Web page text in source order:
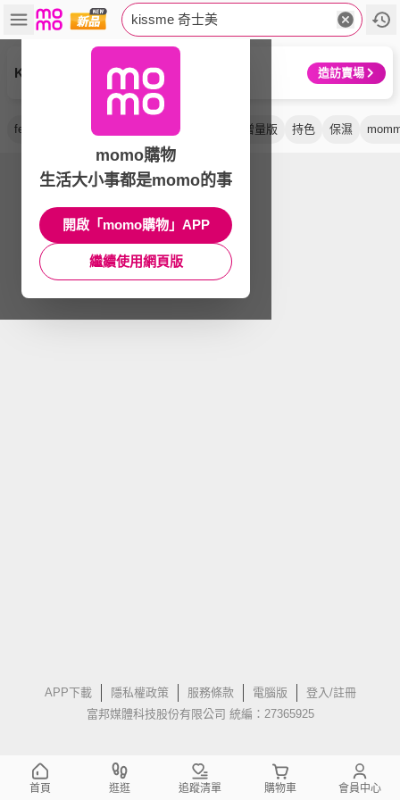
kissme 奇士美
KISSME 奇士美 造訪賣場
ferme 睫毛膏 超持久 增量版 持色 保濕
APP下載 隱私權政策 服務條款 電腦版
登入/註冊
富邦媒體科技股份有限公司 統編：27365925
momo購物
生活大小事都是momo的事
開啟「momo購物」APP
繼續使用網頁版
首頁 逛逛 追蹤清單 購物車 會員中心